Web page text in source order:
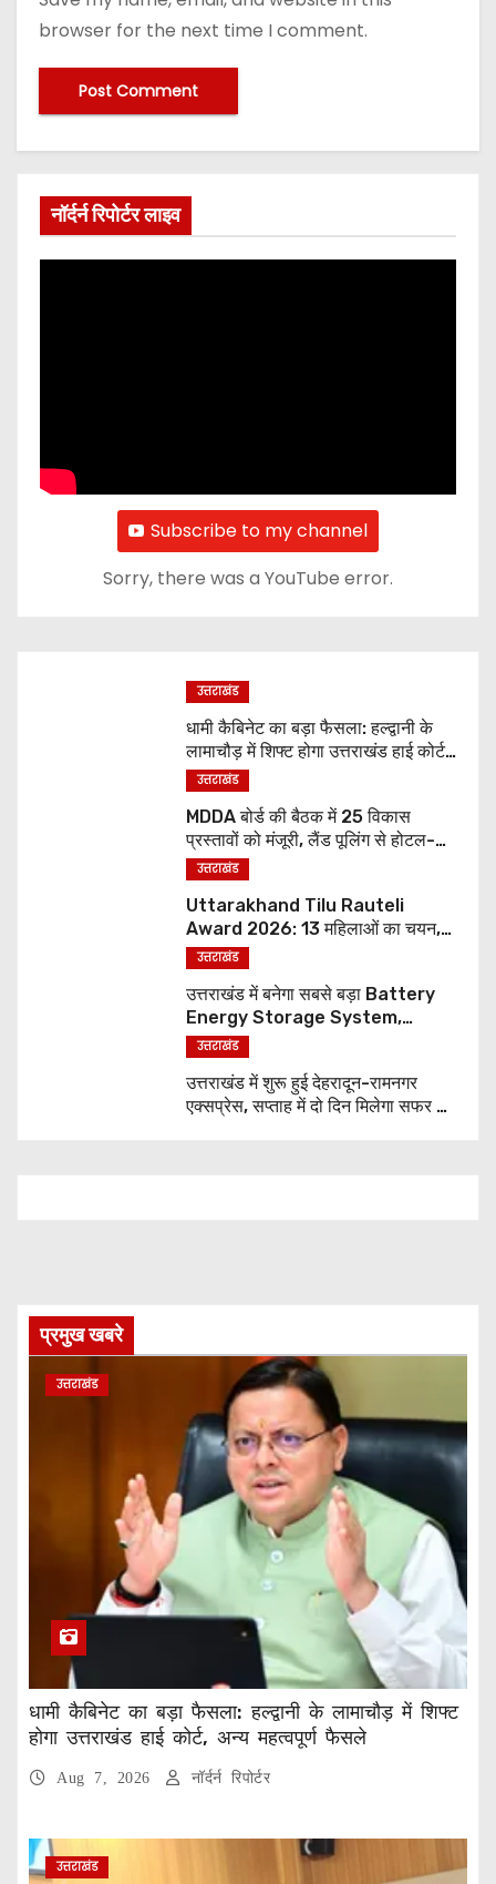
browser for the next time I comment.
नॉर्दर्न रिपोर्टर लाइव
Subscribe to my channel
Sorry, there was a YouTube error.
उत्तराखंड
धामी कैबिनेट का बड़ा फैसला: हल्द्वानी के
लामाचौड़ में शिफ्ट होगा उत्तराखंड हाई कोर्ट,
अन्य महत्वपूर्ण फैसले
उत्तराखंड
MDDA बोर्ड की बैठक में 25 विकास
प्रस्तावों को मंजूरी, लैंड पूलिंग से होटल-
पर्यटन परियोजनाओं को मिलेगी रफ्तार
उत्तराखंड
Uttarakhand Tilu Rauteli
Award 2026: 13 महिलाओं का चयन,
8 अगस्त को सीएम धामी करेंगे सम्मानित
उत्तराखंड
उत्तराखंड में बनेगा सबसे बड़ा Battery
Energy Storage System,
UJVNL लगाएगा 352 करोड़ का प्रोजेक्ट
उत्तराखंड
उत्तराखंड में शुरू हुई देहरादून-रामनगर
एक्सप्रेस, सप्ताह में दो दिन मिलेगा सफर का
प्रमुख खबरे
उत्तराखंड
धामी कैबिनेट का बड़ा फैसला: हल्द्वानी के लामाचौड़ में शिफ्ट
होगा उत्तराखंड हाई कोर्ट, अन्य महत्वपूर्ण फैसले
Aug 7, 2026 नॉर्दर्न रिपोर्टर
उत्तराखंड